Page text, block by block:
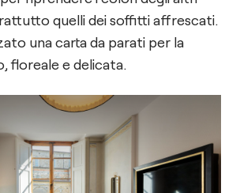
quelli dei soffitti affrescati.
una carta da parati per la
floreale e delicata.